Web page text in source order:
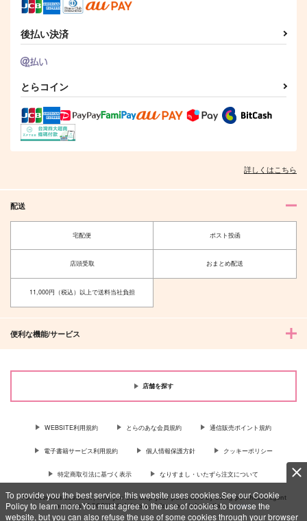
To provide you the best service, this website uses cookies.See our Cookie
Policy to learn more.You must agree to the use of cookies to browse the
website, but you can also refuse the use of some cookies through your browser
後払い決済
とらコイン
詳しくはこちら
配送
宅配便 ポスト投函
店頭受取 おまとめ配送
11,000円（税込）以上で送料当社負担
便利な機能/サービス
店舗を探す
WEBSITE利用規約 とらのあな会員規約 通信販売ポイント規約
電子書籍サービス利用規約 個人情報保護方針 クッキーポリシー
特定商取引法に基づく表示 なりすまし・いたずら注文について
For Overseas customer, now you can ship your purchases by using purchases agent
services “AOCS”! Click {more…} for more information …more